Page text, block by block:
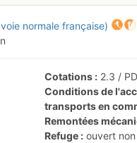
normale française)
Cotations 2.3 /
Conditions de
transports en
Remontées
Refuge
ouvert